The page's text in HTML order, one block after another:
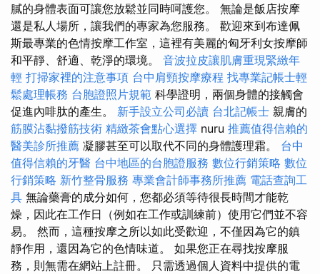
膩的身體表面可讓您放鬆並同時呵護您。 無論是飯店按摩
還是私人場所，讓我們的專家為您服務。 歡迎來到布達佩
斯最專業的色情按摩工作室，這裡有美麗的匈牙利女按摩師
和平靜、舒適、乾淨的環境。 音波拉皮讓肌膚重現緊緻年
輕 打掃家裡的注意事項 台中肩頸按摩療程 找專業記帳士輕
鬆處理帳務 台胞證照片規範 科學證明，兩個身體的接觸會
促進內啡肽的產生。 新手設立公司必讀 台北記帳士 親膚的
筋膜沾黏撥筋技術 精緻茶會點心選擇 nuru 推薦值得信賴的
醫美診所推薦 凝膠甚至可以取代不同的身體護理霜。 台中
值得信賴的牙醫 台中地區的台胞證服務 數位行銷策略 數位
行銷策略 新竹整骨服務 專業會計師事務所推薦 電話查詢工
具 無論藥膏的成分如何，您都必須等待很長時間才能乾
燥，因此在工作日（例如在工作或訓練前）使用它們並不容
易。 然而，這種按摩之所以如此受歡迎，不僅因為它的鎮
靜作用，還因為它的色情味道。 如果您正在尋找按摩服
務，則無需在網站上註冊。 只需透過個人資料中提供的電